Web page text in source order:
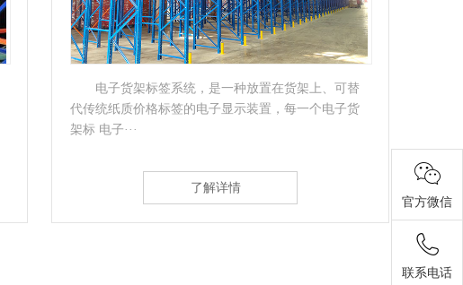
电子货架标签系统，是一种放置在货架上、可替
代传统纸质价格标签的电子显示装置，每一个电子货
架标 电子···
了解详情
官方微信
联系电话